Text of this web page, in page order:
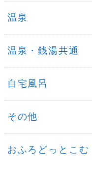
温泉
温泉・銭湯共通
自宅風呂
その他
おふろどっとこむ